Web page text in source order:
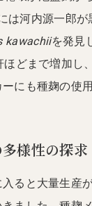
は河内源一郎
kawachiiを発見
どまで増加し
にも種麹の使
様性の探求
ると大量生産